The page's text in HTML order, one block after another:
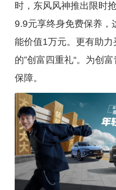
时，东风风神推出限时
9.9元享终身免费保养，
能价值1万元。更有助
的”创富四重礼“。为创
保障。